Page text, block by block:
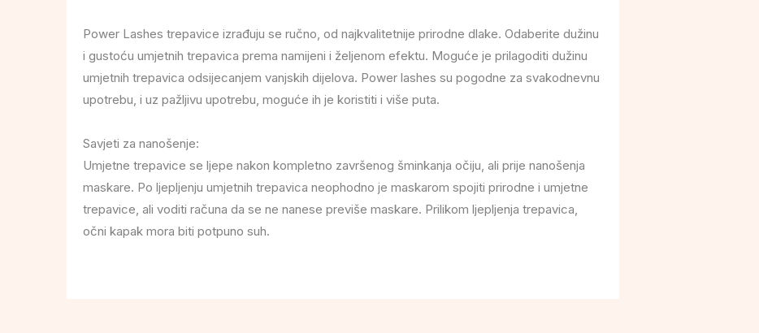
Power Lashes trepavice izrađuju se ručno, od najkvalitetnije prirodne dlake. Odaberite dužinu
i gustoću umjetnih trepavica prema namijeni i željenom efektu. Moguće je prilagoditi dužinu
umjetnih trepavica odsijecanjem vanjskih dijelova. Power lashes su pogodne za svakodnevnu
upotrebu, i uz pažljivu upotrebu, moguće ih je koristiti i više puta.
Savjeti za nanošenje:
Umjetne trepavice se ljepe nakon kompletno završenog šminkanja očiju, ali prije nanošenja
maskare. Po ljepljenju umjetnih trepavica neophodno je maskarom spojiti prirodne i umjetne
trepavice, ali voditi računa da se ne nanese previše maskare. Prilikom ljepljenja trepavica,
očni kapak mora biti potpuno suh.